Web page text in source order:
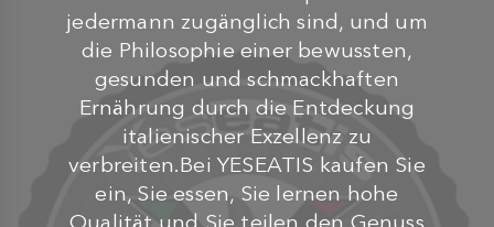
jedermann zugänglich sind, und um
die Philosophie einer bewussten,
gesunden und schmackhaften
Ernährung durch die Entdeckung
italienischer Exzellenz zu
verbreiten.Bei YESEATIS kaufen Sie
ein, Sie essen, Sie lernen hohe